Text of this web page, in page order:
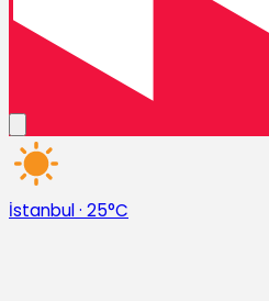
İstanbul· 25°C